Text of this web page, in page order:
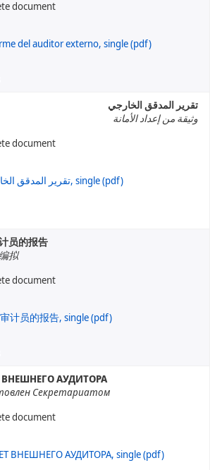
document
تقرير المدقق الخارجي
وثيقة من إعداد الأمانة
document
员的报告
拟
document
ВНЕШНЕГО АУДИТОРА
Секретариатом
document